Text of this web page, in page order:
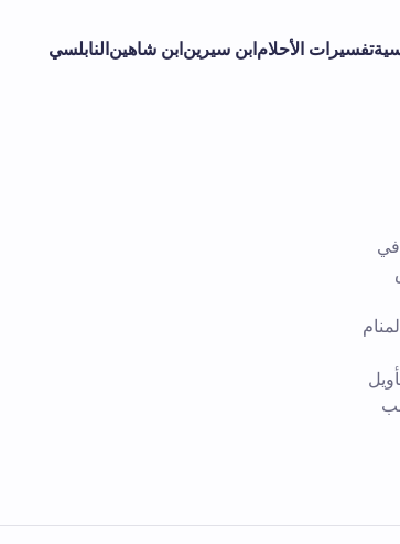
تفسيرات الأحلام ابن سيرين ابن شاهين النابلسي
في